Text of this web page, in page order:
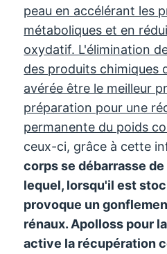
peau en accélérant les
métaboliques et en
oxydatif. L'élimination
des produits chimiques
avérée être le meilleur
préparation pour une
permanente du poids
ceux-ci, grâce à cette
corps se débarrasse
lequel, lorsqu'il est
provoque un
rénaux. Apolloss pour
active la récupération